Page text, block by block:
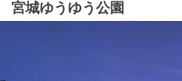
宮城ゆうゆう公園